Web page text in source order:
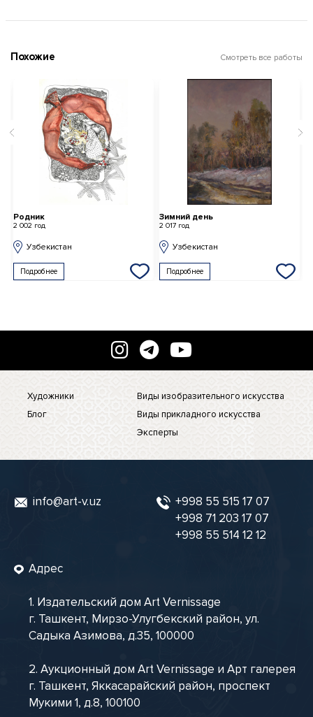
Похожие Смотреть все работы
Родник
2 002 год
Узбекистан
Подробнее
Зимний день
2 017 год
Узбекистан
Подробнее
Художники
Блог
Виды изобразительного искусства
Виды прикладного искусства
Эксперты
info@art-v.uz
+998 55 515 17 07
+998 71 203 17 07
+998 55 514 12 12
Адрес
1. Издательский дом Art Vernissage
г. Ташкент, Мирзо-Улугбекский район, ул.
Садыка Азимова, д.35, 100000
2. Аукционный дом Art Vernissage и Арт галерея
г. Ташкент, Яккасарайский район, проспект
Мукими 1, д.8, 100100